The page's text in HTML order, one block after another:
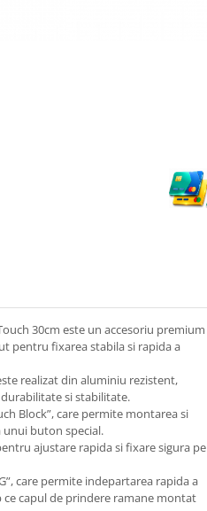
30cm este un accesoriu premium
pentru fixarea stabila si rapida a
realizat din aluminiu rezistent,
si stabilitate.
Block”, care permite montarea si
buton special.
ajustare rapida si fixare sigura pe
care permite indepartarea rapida a
capul de prindere ramane montat